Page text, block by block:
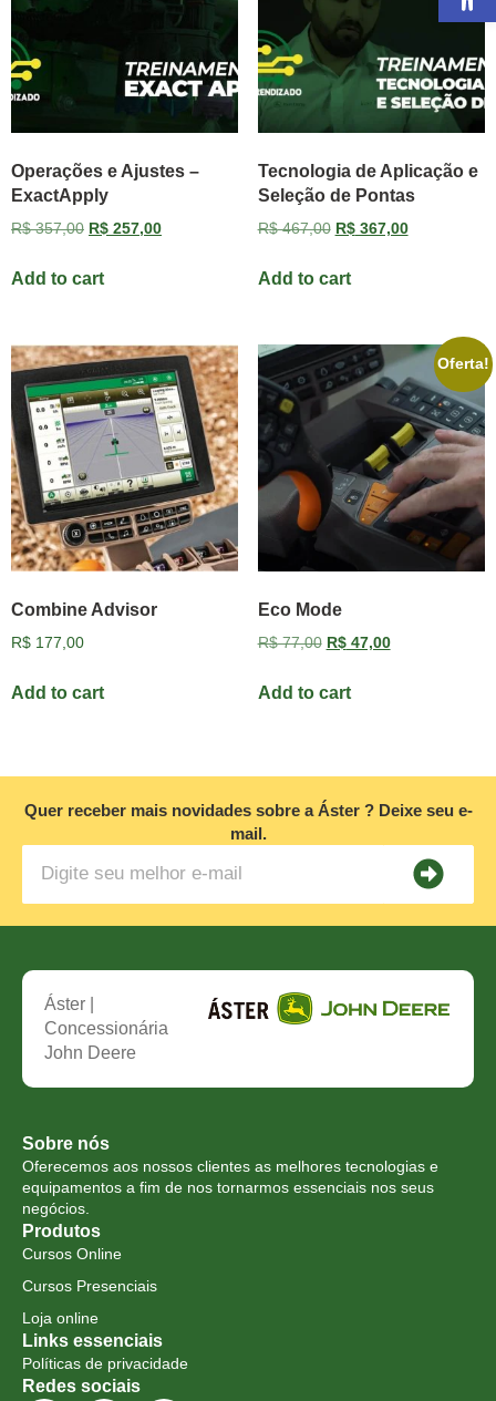
Operações e Ajustes –
ExactApply
R$357,00 R$ 257,00
Add to cart
Tecnologia de Aplicação e
Seleção de Pontas
R$467,00 R$367,00
Add to cart
Combine Advisor
R$ 177,00
Add to cart
Oferta!
Eco Mode
R$77,00 R$47,00
Add to cart
Quer receber mais novidades sobre a Áster ? Deixe seu e-
mail.
Áster |
Concessionária
John Deere
Sobre nós
Oferecemos aos nossos clientes as melhores tecnologias e
equipamentos a fim de nos tornarmos essenciais nos seus
negócios.
Produtos
Cursos Online
Cursos Presenciais
Loja online
Links essenciais
Políticas de privacidade
Redes sociais